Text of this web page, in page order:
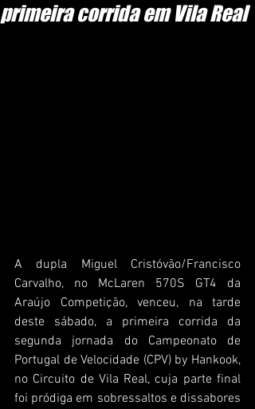
primeira corrida em Vila Real
A dupla Miguel Cristóvão/Francisco
Carvalho, no McLaren 570S GT4 da
Araújo Competição, venceu, na tarde
deste sábado, a primeira corrida da
segunda jornada do Campeonato de
Portugal de Velocidade (CPV) by Hankook,
no Circuito de Vila Real, cuja parte final
foi pródiga em sobressaltos e dissabores